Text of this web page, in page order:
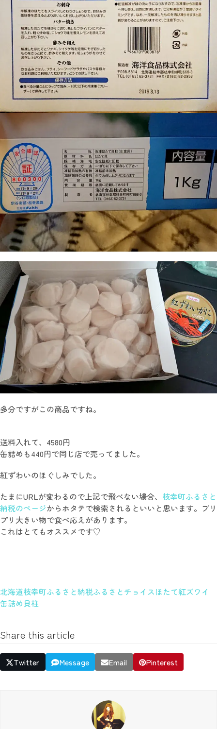
多分ですがこの商品ですね。
送料入れて、4580円
缶詰めも440円で同じ店で売ってました。
紅ずわいのほぐしみでした。
たまにURLが変わるので上記で飛べない場合、 枝幸町ふるさと
納税のページからホタテで検索されるといいと思います。プリ
プリ大きい物で食べ応えがあります。
これはとてもオススメです♡
北海道枝幸町ふるさと納税ふるさとチョイスほたて紅ズワイ
缶詰め 貝柱
Share this article
Twitter Message Email Pinterest